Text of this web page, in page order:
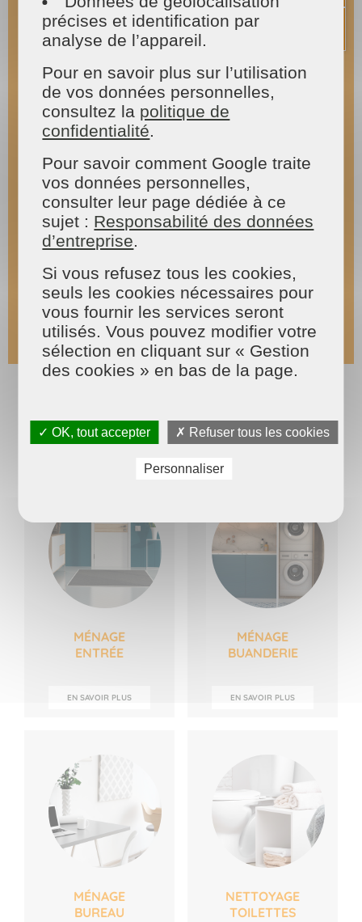
Cette prestation peut être réalisée 2 fois par an.
Notre conseil d'entretien régulier : Un voyant
s'allume lorsqu'il manque du sel. Le sel
régénérant renouvelle le pouvoir d'échanges
d'ions de la résine qui adoucit l’eau en fixant les
ions calcium. L’eau moins « dure », permet un
lavage plus efficace, une économie de détergent
et une moindre formation de tartre. Il est
recommandé de toujours avoir le niveau de
liquide de rinçage. Le pouvoir de rinçage (ou
liquide de rinçage) est un tensio-actif qui
favorise l’élimination de l’eau pendant le rinçage
et favorise la brillance de la
MAISON ET SERVICES : un nettoyage complet
de votre réfrigérateur, lave-vaisselle, four et
micro-ondes pour éliminer la prolifération des
bactéries et vous garantir une économie
d’énergie
MAISON ET SERVICES
MÉNAGE
ENTRÉE
EN SAVOIR PLUS
MÉNAGE
BUANDERIE
EN SAVOIR PLUS
MÉNAGE
BUREAU
NETTOYAGE
TOILETTES
précises et identification par
analyse de l’appareil.
Pour en savoir plus sur l’utilisation
de vos données personnelles,
consultez la politique de
confidentialité.
Pour savoir comment Google traite
vos données personnelles,
consulter leur page dédiée à ce
sujet : Responsabilité des données
d’entreprise.
Si vous refusez tous les cookies,
seuls les cookies nécessaires pour
vous fournir les services seront
utilisés. Vous pouvez modifier votre
sélection en cliquant sur « Gestion
des cookies » en bas de la page.
✓ OK, tout accepter ✗ Refuser tous les cookies
Personnaliser